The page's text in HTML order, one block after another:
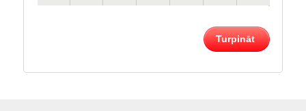
Turpināt